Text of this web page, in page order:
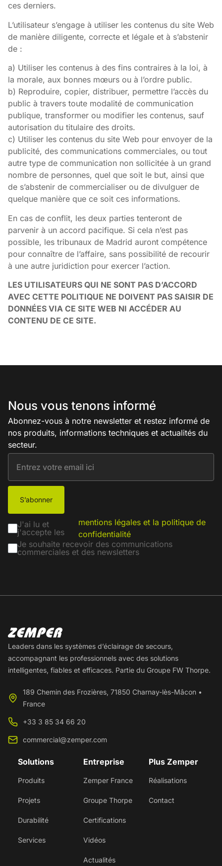
ces derniers.
L’utilisateur s’engage à utiliser les contenus du site Web
de manière diligente, correcte et légale et à s’abstenir
de :
a) Utiliser les contenus à des fins contraires à la loi, à
la morale, aux bonnes mœurs ou à l’ordre public.
b) Reproduire, copier, distribuer, permettre l’accès du
public à travers toute modalité de communication
publique, transformer ou modifier les contenus, sauf
autorisation du titulaire des droits.
c) Utiliser les contenus du site Web pour envoyer de la
publicité, des communications commerciales, ou tout
autre type de communication non sollicitée à un grand
nombre de personnes, quel que soit le but, ainsi que
de s’abstenir de commercialiser ou de divulguer de
quelque manière que ce soit ces informations.
En cas de conflit, les deux parties tenteront de
parvenir à un accord pacifique. Si cela n’est pas
possible, les tribunaux de Madrid auront compétence
pour connaître de l’affaire, sans possibilité de recourir
à une autre juridiction pour exercer l’action.
LES UTILISATEURS QUI NE SONT PAS D’ACCORD
AVEC CETTE POLITIQUE NE DOIVENT PAS SAISIR DE
DONNÉES VIA CE SITE WEB NI ACCÉDER AU
CONTENU DE CE SITE.
Nous vous tenons informé
Abonnez-vous à notre newsletter et restez informé de
nos produits, informations techniques et actualités du
secteur.
S’abonner
J'ai lu et
j'accepte les
mentions légales et la politique de
confidentialité
Je souhaite recevoir des communications
commerciales et des newsletters
Leaders dans les systèmes d’éclairage de secours,
accompagnant les professionnels avec des solutions
intelligentes, fiables et efficaces. Partie du Groupe FW Thorpe.
189 Chemin des Frozières, 71850 Charnay-lès-Mâcon •
France
+33 3 85 34 66 20
commercial@zemper.com
Solutions
Produits
Projets
Durabilité
Services
Entreprise
Zemper France
Groupe Thorpe
Certifications
Vidéos
Actualités
Plus Zemper
Réalisations
Contact